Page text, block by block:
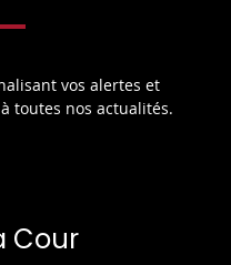
vos alertes et
toutes nos actualités.
Cour